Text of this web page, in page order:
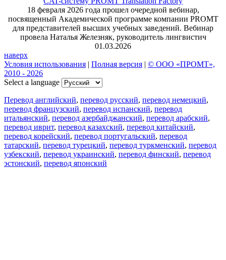
18 февраля 2026 года прошел очередной вебинар,
посвященный Академической программе компании PROMT
для представителей высших учебных заведений. Вебинар
провела Наталья Железняк, руководитель лингвистич
01.03.2026
наверх
Условия использования | Полная версия | © ООО «ПРОМТ»,
2010 - 2026
Select a language
Перевод английский, перевод русский, перевод немецкий,
перевод французский, перевод испанский, перевод
итальянский, перевод азербайджанский, перевод арабский,
перевод иврит, перевод казахский, перевод китайский,
перевод корейский, перевод португальский, перевод
татарский, перевод турецкий, перевод туркменский, перевод
узбекский, перевод украинский, перевод финский, перевод
эстонский, перевод японский